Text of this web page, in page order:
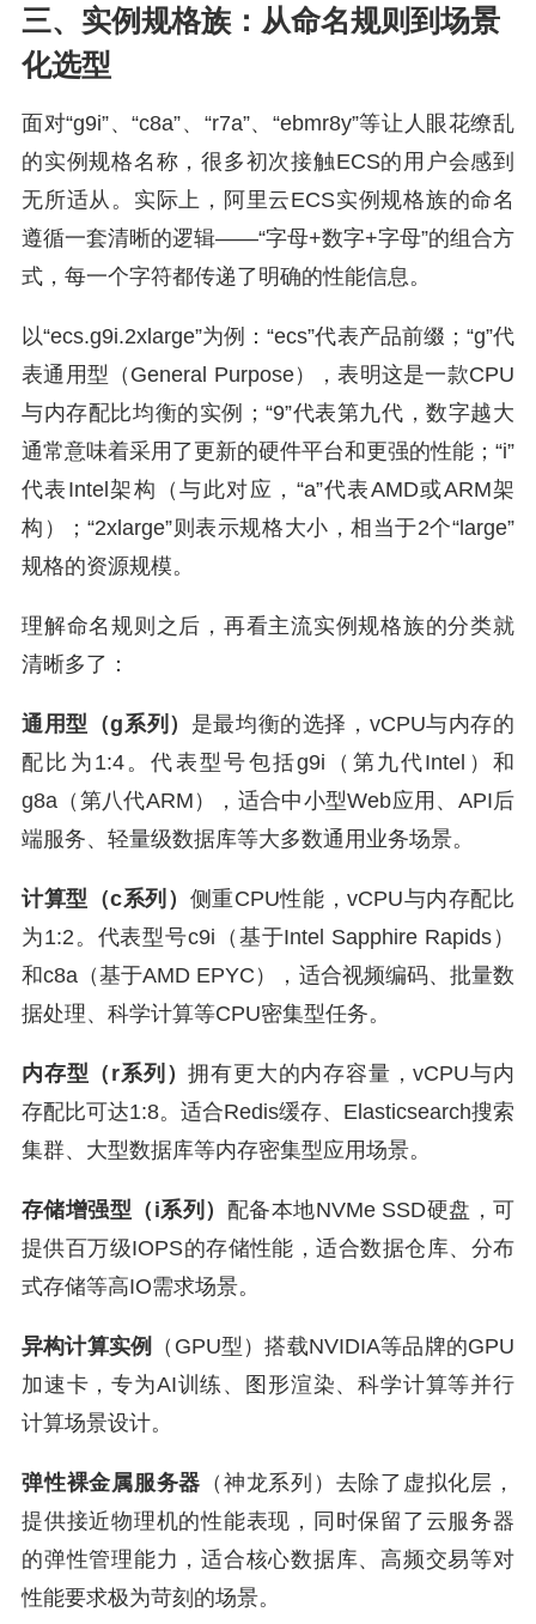
三、实例规格族：从命名规则到场景
化选型
面对“g9i”、“c8a”、“r7a”、“ebmr8y”等让人眼花缭乱
的实例规格名称，很多初次接触ECS的用户会感到
无所适从。实际上，阿里云ECS实例规格族的命名
遵循一套清晰的逻辑——“字母+数字+字母”的组合方
式，每一个字符都传递了明确的性能信息。
以“ecs.g9i.2xlarge”为例：“ecs”代表产品前缀；“g”代
表通用型（General Purpose），表明这是一款CPU
与内存配比均衡的实例；“9”代表第九代，数字越大
通常意味着采用了更新的硬件平台和更强的性能；“i”
代表Intel架构（与此对应，“a”代表AMD或ARM架
构）；“2xlarge”则表示规格大小，相当于2个“large”
规格的资源规模。
理解命名规则之后，再看主流实例规格族的分类就
清晰多了：
通用型（g系列） 是最均衡的选择，vCPU与内存的
配比为1:4。代表型号包括g9i（第九代Intel）和
g8a（第八代ARM），适合中小型Web应用、API后
端服务、轻量级数据库等大多数通用业务场景。
计算型（c系列） 侧重CPU性能，vCPU与内存配比
为1:2。代表型号c9i（基于Intel Sapphire Rapids）
和c8a（基于AMD EPYC），适合视频编码、批量数
据处理、科学计算等CPU密集型任务。
内存型（r系列）拥有更大的内存容量，vCPU与内
存配比可达1:8。适合Redis缓存、Elasticsearch搜索
集群、大型数据库等内存密集型应用场景。
存储增强型（i系列） 配备本地NVMe SSD硬盘，可
提供百万级IOPS的存储性能，适合数据仓库、分布
式存储等高IO需求场景。
异构计算实例
（GPU型）搭载NVIDIA等品牌的GPU
加速卡，专为AI训练、图形渲染、科学计算等并行
计算场景设计。
弹性裸金属服务器 （神龙系列）去除了虚拟化层，
提供接近物理机的性能表现，同时保留了云服务器
的弹性管理能力，适合核心数据库、高频交易等对
性能要求极为苛刻的场景。